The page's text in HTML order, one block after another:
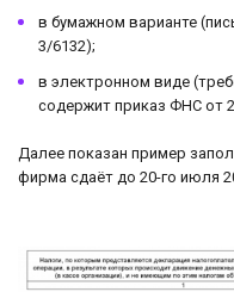
в бумажном варианте
3/6132);
в электронном виде
содержит приказ ФНС от
Далее показан пример
фирма сдаёт до 20-го июля